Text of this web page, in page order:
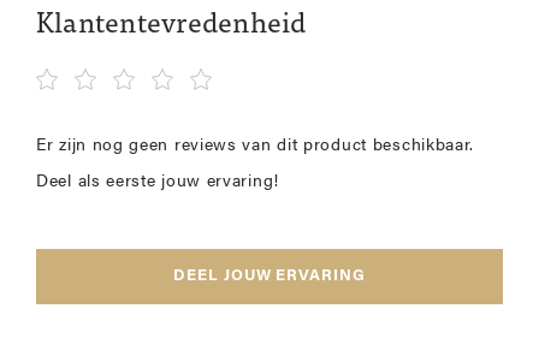
Klantentevredenheid
Er zijn nog geen reviews van dit product beschikbaar.
Deel als eerste jouw ervaring!
DEEL JOUW ERVARING